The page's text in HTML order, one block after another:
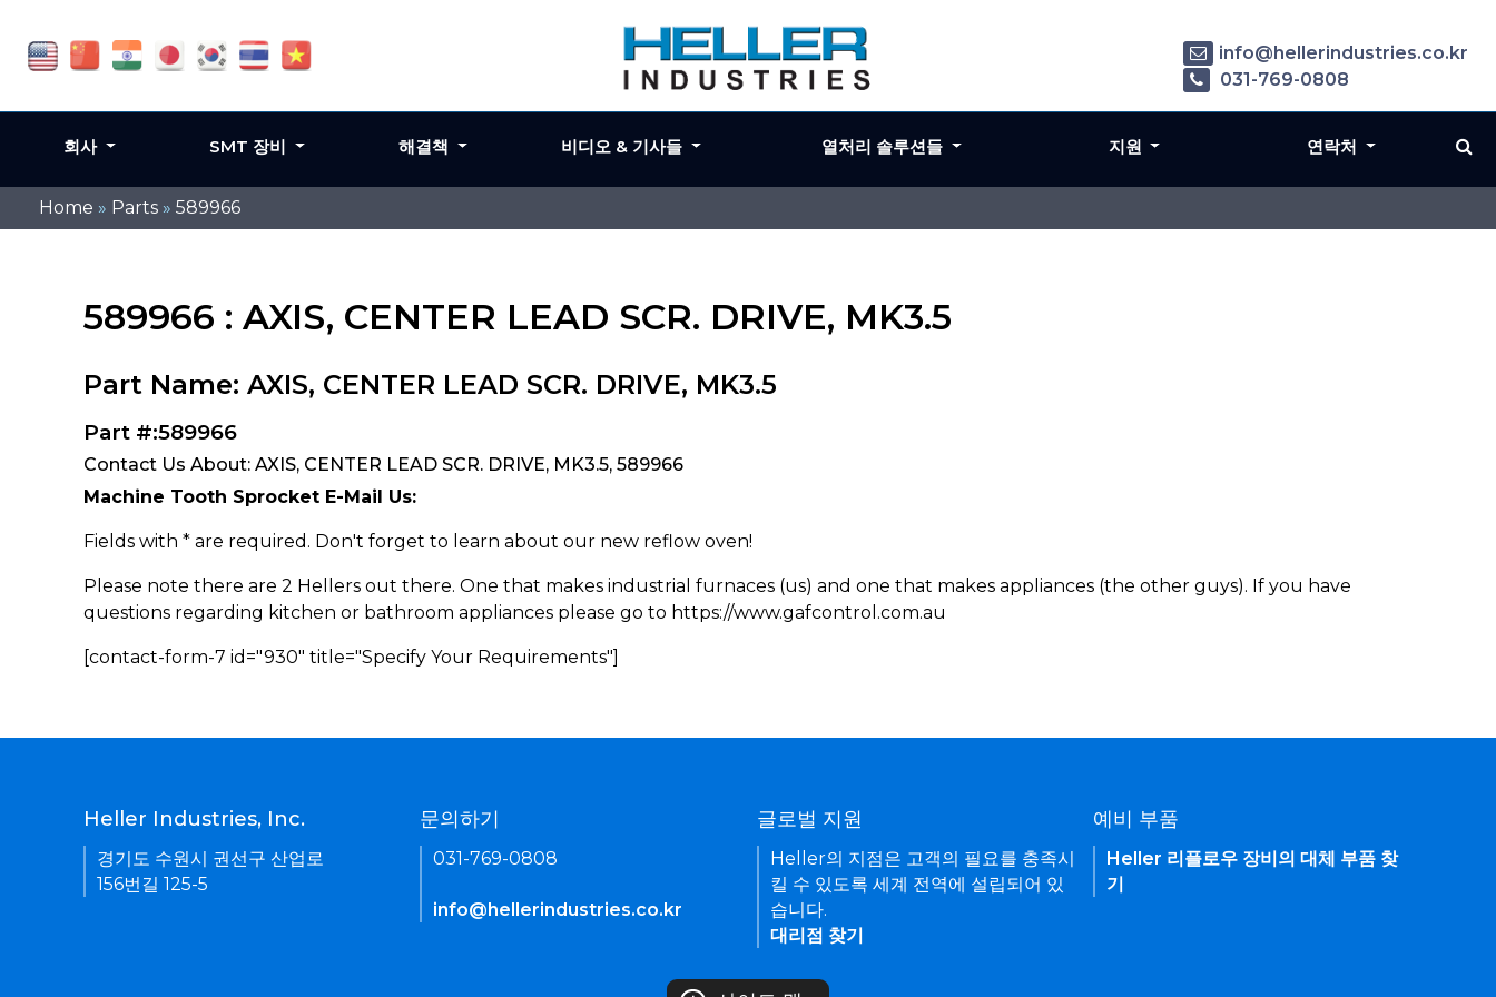
Home » Parts » 589966
589966 : AXIS, CENTER LEAD SCR. DRIVE, MK3.5
Part Name: AXIS, CENTER LEAD SCR. DRIVE, MK3.5
Part #:589966
Contact Us About: AXIS, CENTER LEAD SCR. DRIVE, MK3.5, 589966
Machine Tooth Sprocket E-Mail Us:
Fields with * are required. Don't forget to learn about our new reflow oven!
Please note there are 2 Hellers out there. One that makes industrial furnaces (us) and one that makes appliances (the other guys). If you have
questions regarding kitchen or bathroom appliances please go to https://www.gafcontrol.com.au
[contact-form-7 id="930" title="Specify Your Requirements"]
info@hellerindustries.co.kr
031-769-0808
회사 SMT 장비 해결책 비디오 & 기사들 열처리 솔루션들 지원 연락처
Heller Industries, Inc.
경기도 수원시 권선구 산업로
156번길 125-5
문의하기
031-769-0808
info@hellerindustries.co.kr
글로벌 지원
Heller의 지점은 고객의 필요를 충족시
킬 수 있도록 세계 전역에 설립되어 있
습니다.
대리점 찾기
예비 부품
Heller 리플로우 장비의 대체 부품 찾
기